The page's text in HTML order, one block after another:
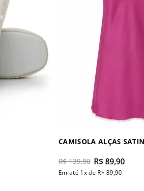
CAMISOLA ALÇAS
R$ 139,90 R$89,90
Em até 1x de R$ 89,90